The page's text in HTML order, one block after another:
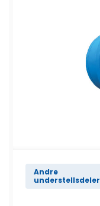
Andre
understellsdeler